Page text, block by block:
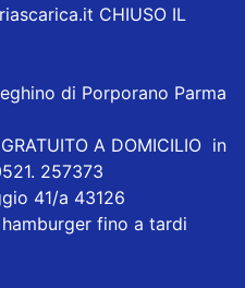
CHIUSO IL
di Porporano Parma
GRATUITO A DOMICILIO in
257373
41/a 43126
fino a tardi